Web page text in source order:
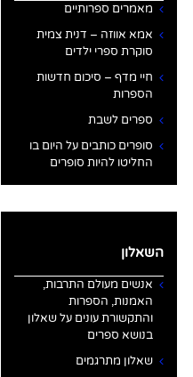
מאמרים ספרותיים
אמא אווזה – דנית צמית
סוקרת ספרי ילדים
חיי מדף – סיכום חדשות
הספרות
ספרים לשבת
סופרים כותבים על היום בו
החליטו להיות סופרים
השאלון
אנשים מעולם התרבות,
האמנות, הספרות
והתקשורת עונים על שאלון
בנושא ספרים
שאלון מתרגמים